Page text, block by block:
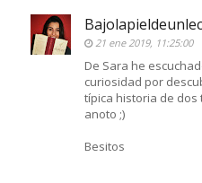
21 ene 2019, 11:25:00
De Sara he
curiosidad por
típica historia de
anoto ;)
Besitos